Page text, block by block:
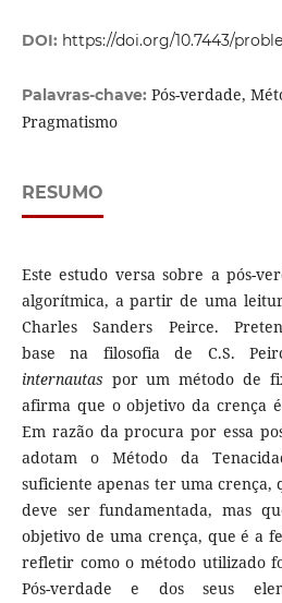
DOI: https://doi.org/10.7443/
Palavras-chave: Pós-verdade,
Pragmatismo
RESUMO
Este estudo versa sobre a pós-
algorítmica, a partir de uma
Charles Sanders Peirce.
base na filosofia de C.S.
internautas por um método de
afirma que o objetivo da crença
Em razão da procura por essa
adotam o Método da
suficiente apenas ter uma crença,
deve ser fundamentada, mas
objetivo de uma crença, que é a
refletir como o método utilizado
Pós-verdade e dos seus